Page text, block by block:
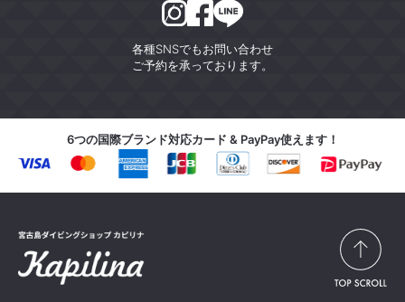
各種SNSでもお問い合わせ
ご予約を承っております。
6つの国際ブランド対応カード & PayPay使えます！